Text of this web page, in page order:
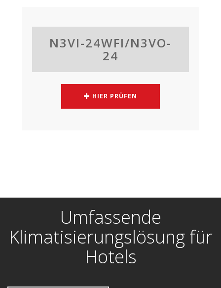
N3VI-24WFI/N3VO-
24
HIER PRÜFEN
Umfassende
Klimatisierungslösung für
Hotels